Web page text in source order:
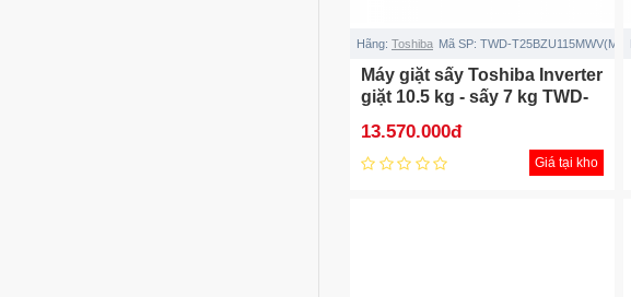
Hãng: Toshiba Mã SP: TWD-T25BZU115MWV(MG)
Máy giặt sấy Toshiba Inverter
giặt 10.5 kg - sấy 7 kg TWD-
13.570.000đ
Giá tại kho